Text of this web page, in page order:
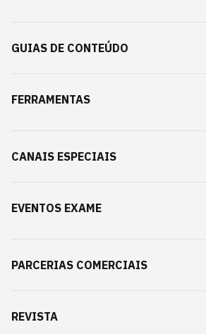
GUIAS DE CONTEÚDO
FERRAMENTAS
CANAIS ESPECIAIS
EVENTOS EXAME
PARCERIAS COMERCIAIS
REVISTA